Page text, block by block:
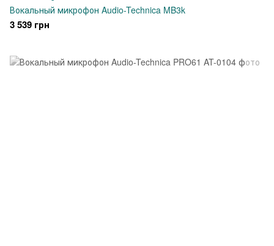
Вокальный микрофон Audio-Technica MB3k
3 539 грн